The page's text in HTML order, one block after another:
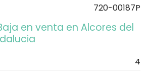
720-00187P
en venta en Alcores del
4